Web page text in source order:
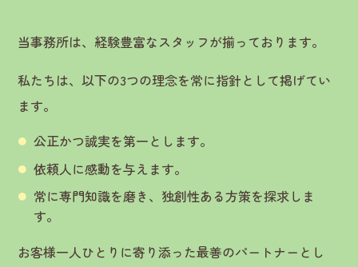
当事務所は、経験豊富なスタッフが揃っております。
私たちは、以下の3つの理念を常に指針として掲げてい
ます。
公正かつ誠実を第一とします。
依頼人に感動を与えます。
常に専門知識を磨き、独創性ある方策を探求しま
す。
お客様一人ひとりに寄り添った最善のパートナーとし